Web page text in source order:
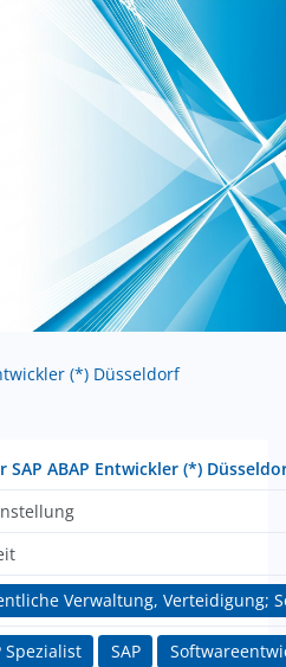
(*) Düsseldorf
SAP ABAP Entwickler (*)
Verwaltung, Verteidigung;
Spezialist SAP